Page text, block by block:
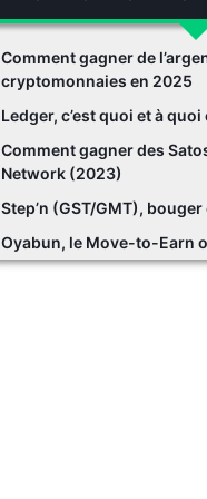
Comment gagner de
cryptomonnaies en 2025
Ledger, c’est quoi et à quoi
Comment gagner des
Network (2023)
Step’n (GST/GMT),
Oyabun, le Move-to-Earn